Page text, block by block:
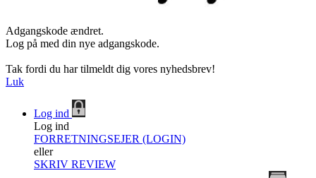
Adgangskode ændret.
Log på med din nye adgangskode.
Tak fordi du har tilmeldt dig vores nyhedsbrev!
Luk
Log ind
Log ind
FORRETNINGSEJER (LOGIN)
eller
SKRIV REVIEW